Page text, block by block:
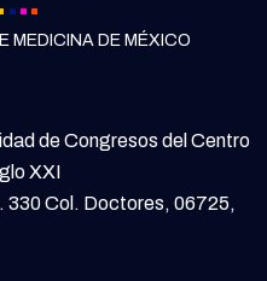
MEDICINA DE MÉXICO
de Congresos del Centro
XXI
330 Col. Doctores, 06725,